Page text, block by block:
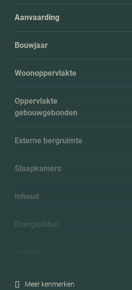
Aanvaarding
Bouwjaar
Woonoppervlakte
Oppervlakte
gebouwgebonden
Externe bergruimte
Slaapkamers
Inhoud
Energielabel
Verwarming
Meer kenmerken